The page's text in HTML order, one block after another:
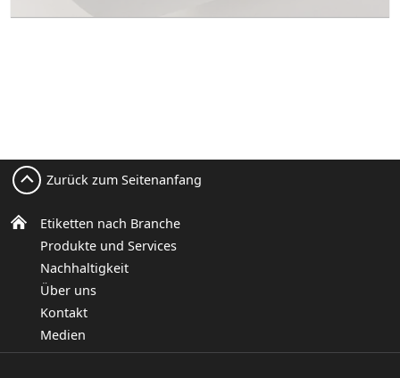
Etiketten nach Branche
Produkte und Services
Nachhaltigkeit
Über uns
Kontakt
Medien
Zurück zum Seitenanfang